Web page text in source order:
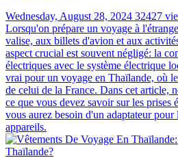
Wednesday, August 28, 2024 32427
Lorsqu'on prépare un voyage à
valise, aux billets d'avion et aux
aspect crucial est souvent négligé: la
électriques avec le système électrique
vrai pour un voyage en Thaïlande, où
de celui de la France. Dans cet article,
ce que vous devez savoir sur les prises
vous aurez besoin d'un adaptateur
appareils.